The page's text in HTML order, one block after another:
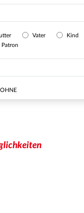
Vater Kind
Patron
OHNE